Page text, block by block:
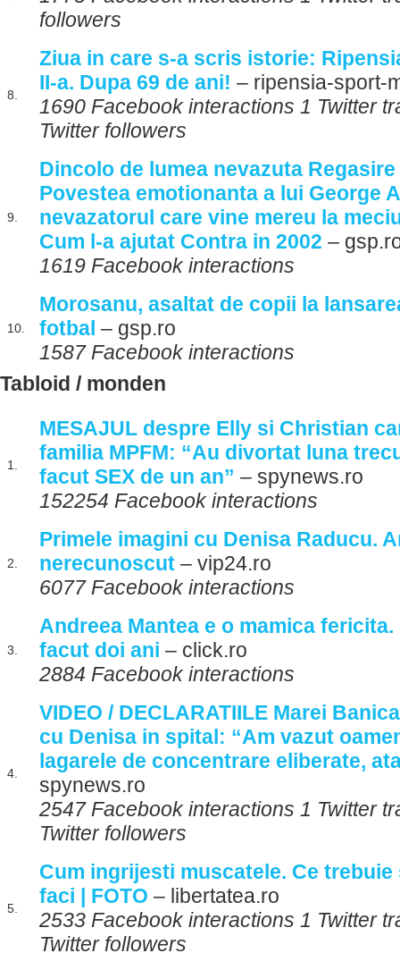
followers
8.
Ziua in care s-a scris istorie:
II-a. Dupa 69 de ani! – ripensia-sport-
1690 Facebook interactions 1 Twitter
Twitter followers
9.
Dincolo de lumea nevazuta
Povestea emotionanta a lui George
nevazatorul care vine mereu la
Cum l-a ajutat Contra in 2002 –
1619 Facebook interactions
10.
Morosanu, asaltat de copii la
fotbal – gsp.ro
1587 Facebook interactions
Tabloid / monden
1.
MESAJUL despre Elly si Christian
familia MPFM: “Au divortat luna
facut SEX de un an” – spynews.ro
152254 Facebook interactions
2.
Primele imagini cu Denisa Raducu.
nerecunoscut – vip24.ro
6077 Facebook interactions
3.
Andreea Mantea e o mamica
facut doi ani – click.ro
2884 Facebook interactions
4.
VIDEO / DECLARATIILE Marei
cu Denisa in spital: “Am vazut
lagarele de concentrare eliberate,
spynews.ro
2547 Facebook interactions 1 Twitter
Twitter followers
5.
Cum ingrijesti muscatele. Ce trebuie
faci | FOTO – libertatea.ro
2533 Facebook interactions 1 Twitter
Twitter followers